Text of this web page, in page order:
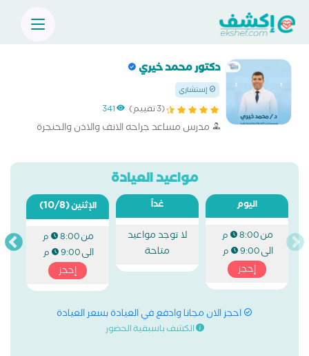
دكتور محمد خيري
إستشاري
(3 تقييم) 341
مدرس مساعد جراحه الانف والاذن والحنجرة
مواعيد العيادة
اليوم
من8:00 م
الى9:00 م
إحجز
غداً
لا توجد مواعيد
متاحة
الإثنين(10/8)
من8:00 م
الى9:00 م
إحجز
احجز الان مجانا وادفع في العيادة بسعر العيادة
الكشف باسبقية الحضور